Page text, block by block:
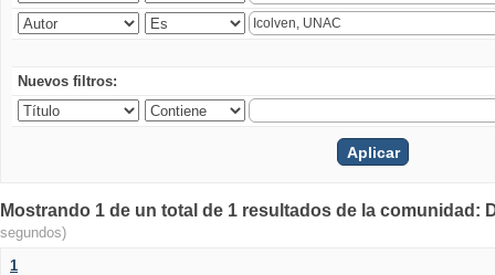
Nuevos filtros:
Mostrando 1 de un total de 1 resultados de la
segundos)
1